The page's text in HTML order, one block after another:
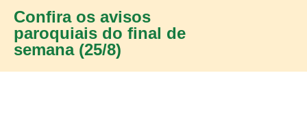
Confira os avisos
paroquiais do final de
semana (25/8)